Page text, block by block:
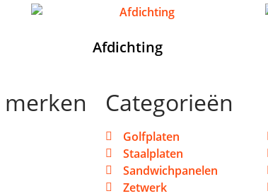
Afdichting
merken Categorieën
Golfplaten
Staalplaten
Sandwichpanelen
Zetwerk